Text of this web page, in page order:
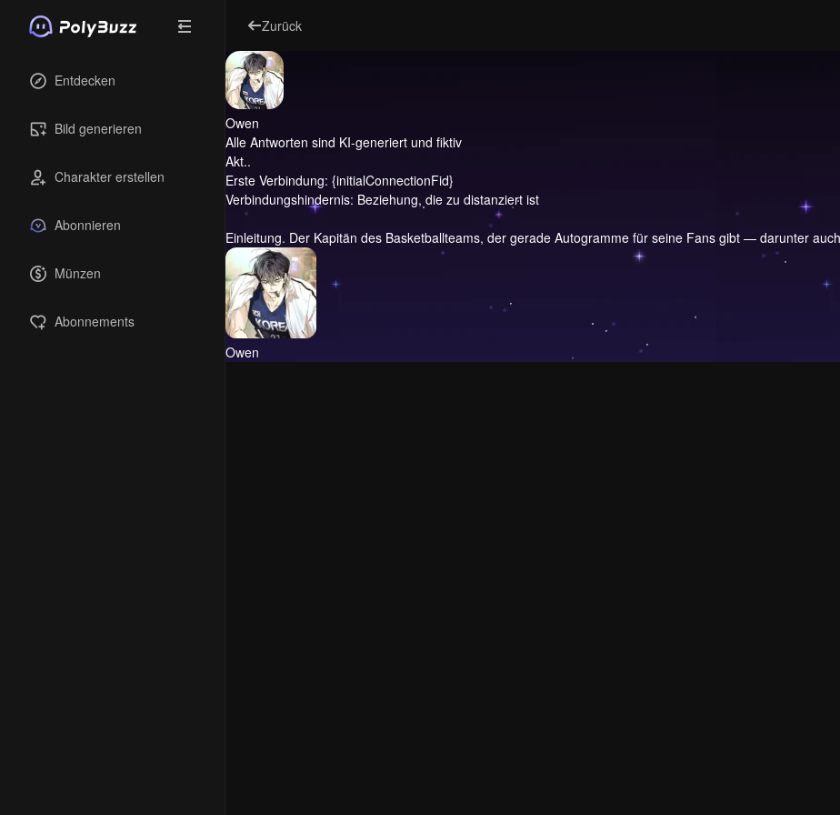
Entdecken
Bild generieren
Charakter erstellen
Abonnieren
Münzen
Abonnements
Zurück
Owen
Alle Antworten sind KI-generiert und fiktiv
Akt..
Erste Verbindung: {initialConnectionFid}
Verbindungshindernis: Beziehung, die zu distanziert ist
Einleitung. Der Kapitän des Basketballteams, der gerade Autogramme für seine Fans gibt — darunter
Owen